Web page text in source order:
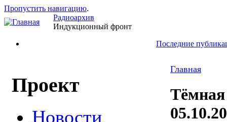
Пропустить навигацию.
Радиоархив
Индукционный фронт
Последние
Проект
Новости
Главная